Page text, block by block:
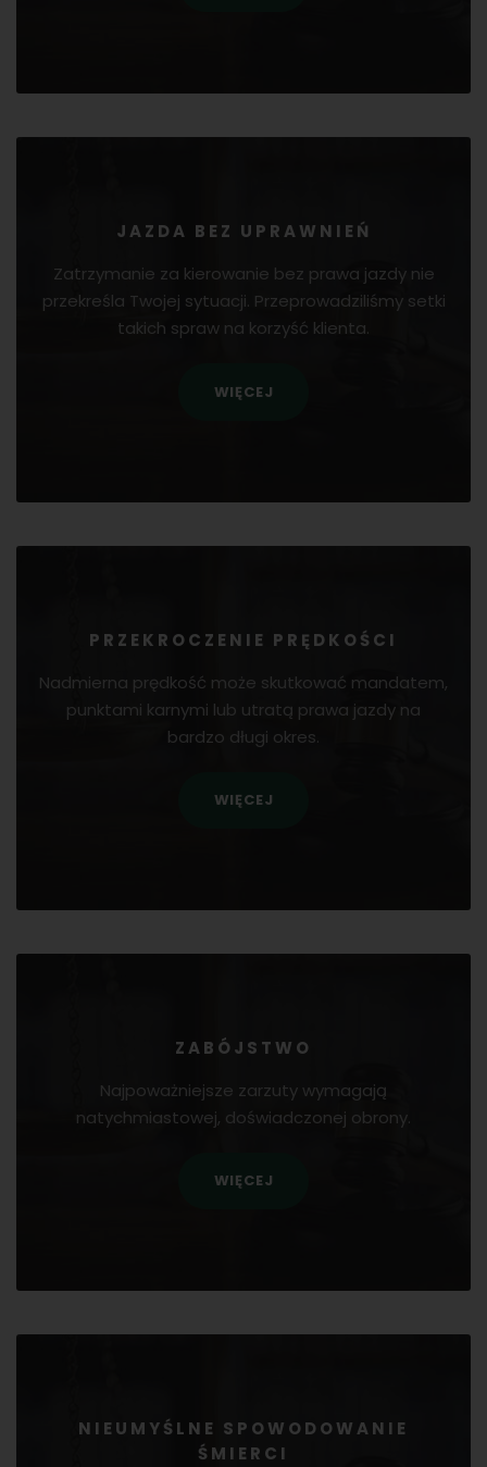
JAZDA BEZ UPRAWNIEŃ
Zatrzymanie za kierowanie bez prawa jazdy nie
przekreśla Twojej sytuacji. Przeprowadziliśmy setki
takich spraw na korzyść klienta.
WIĘCEJ
PRZEKROCZENIE PRĘDKOŚCI
Nadmierna prędkość może skutkować mandatem,
punktami karnymi lub utratą prawa jazdy na
bardzo długi okres.
WIĘCEJ
ZABÓJSTWO
Najpoważniejsze zarzuty wymagają
natychmiastowej, doświadczonej obrony.
WIĘCEJ
NIEUMYŚLNE SPOWODOWANIE
ŚMIERCI